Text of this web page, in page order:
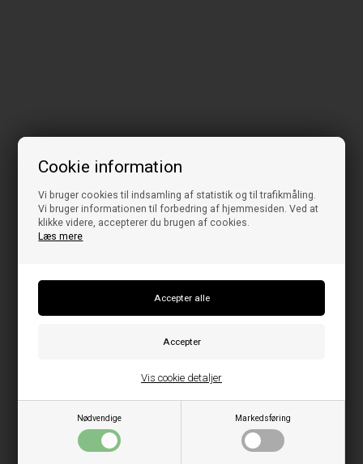
Cookie information
Vi bruger cookies til indsamling af statistik og til trafikmåling.
Vi bruger informationen til forbedring af hjemmesiden. Ved at
klikke videre, accepterer du brugen af cookies.
Læs mere
Nødvendige Markedsføring
Vis cookie detaljer